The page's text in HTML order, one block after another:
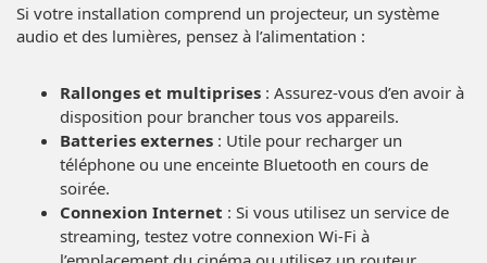
Si votre installation comprend un projecteur, un système
audio et des lumières, pensez à l’alimentation :
Rallonges et multiprises : Assurez-vous d’en avoir à
disposition pour brancher tous vos appareils.
Batteries externes : Utile pour recharger un
téléphone ou une enceinte Bluetooth en cours de
soirée.
Connexion Internet : Si vous utilisez un service de
streaming, testez votre connexion Wi-Fi à